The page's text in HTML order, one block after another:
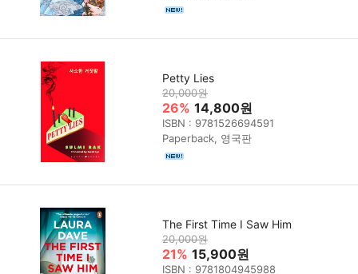
Petty Lies
20,000원
26% 14,800원
ISBN : 9781526694591
Paperback, 영국판
The First Time I Saw Him
20,000원
21% 15,900원
ISBN : 9781804945988